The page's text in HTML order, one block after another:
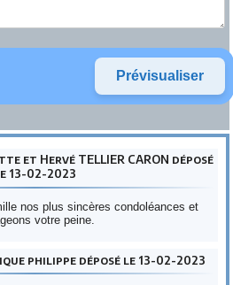
et Hervé TELLIER CARON déposé
13-02-2023
nos plus sincères condoléances et
votre peine.
philippe déposé le 13-02-2023